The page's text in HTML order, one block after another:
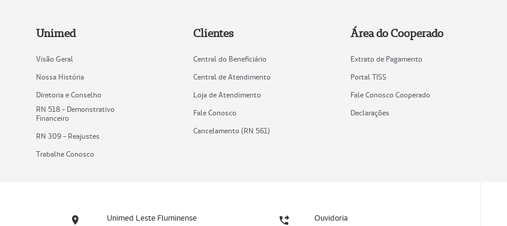
Unimed
Visão Geral
Nossa História
Diretoria e Conselho
RN 518 - Demonstrativo
Financeiro
RN 309 - Reajustes
Trabalhe Conosco
Clientes
Central do Beneficiário
Central de Atendimento
Loja de Atendimento
Fale Conosco
Cancelamento (RN 561)
Área do Cooperado
Extrato de Pagamento
Portal TISS
Fale Conosco Cooperado
Declarações
Unimed Leste Fluminense Ouvidoria